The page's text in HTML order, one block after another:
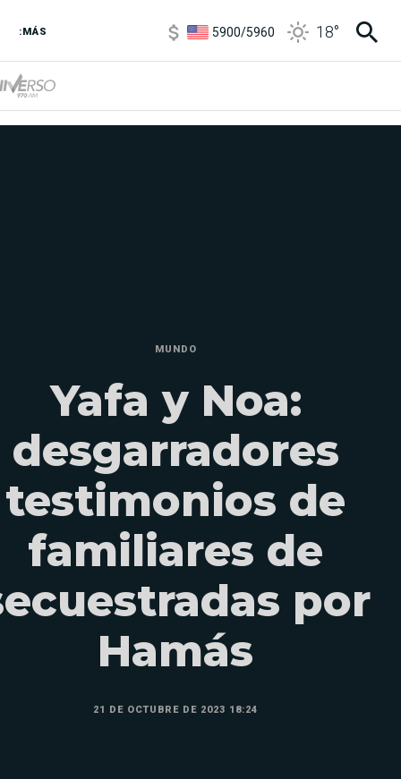
:MÁS
1100/1160
18°
MUNDO
Yafa y Noa:
desgarradores
testimonios de
familiares de
por
Hamás
21 DE OCTUBRE DE 2023 18:24